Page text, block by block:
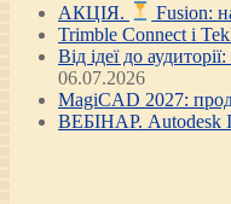
АКЦІЯ. Fusion:
Trimble Connect і
Від ідеї до
06.07.2026
MagiCAD 2027:
ВЕБІНАР. Autodesk